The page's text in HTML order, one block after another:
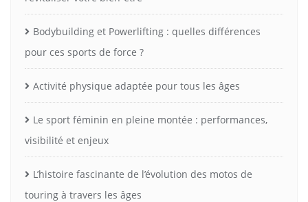
Bodybuilding et Powerlifting : quelles différences
pour ces sports de force ?
Activité physique adaptée pour tous les âges
Le sport féminin en pleine montée : performances,
visibilité et enjeux
L’histoire fascinante de l’évolution des motos de
touring à travers les âges